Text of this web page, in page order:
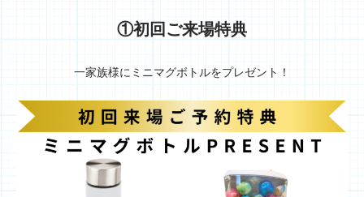
①初回ご来場特典
一家族様にミニマグボトルをプレゼント！